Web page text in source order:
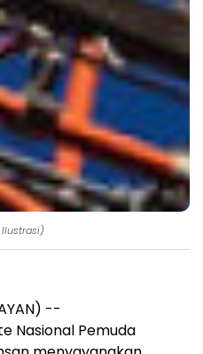
--
Nasional Pemuda